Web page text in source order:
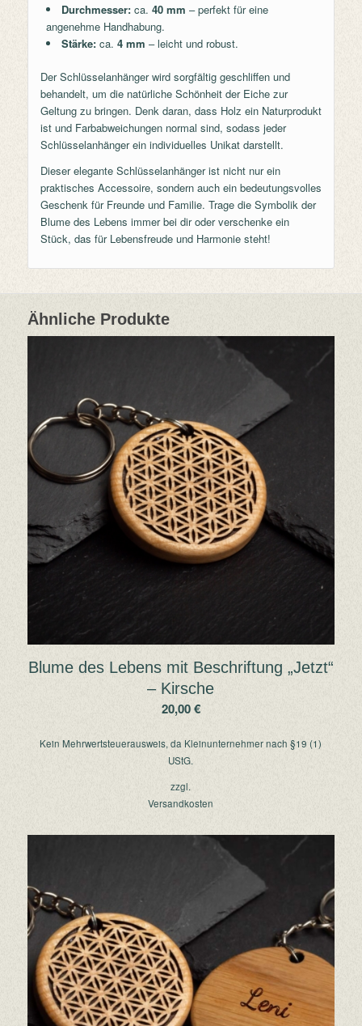
Durchmesser:ca. 40 mm – perfekt für eine
angenehme Handhabung.
Stärke:ca. 4 mm – leicht und robust.
Der Schlüsselanhänger wird sorgfältig geschliffen und
behandelt, um die natürliche Schönheit der Eiche zur
Geltung zu bringen. Denk daran, dass Holz ein Naturprodukt
ist und Farbabweichungen normal sind, sodass jeder
Schlüsselanhänger ein individuelles Unikat darstellt.
Dieser elegante Schlüsselanhänger ist nicht nur ein
praktisches Accessoire, sondern auch ein bedeutungsvolles
Geschenk für Freunde und Familie. Trage die Symbolik der
Blume des Lebens immer bei dir oder verschenke ein
Stück, das für Lebensfreude und Harmonie steht!
Ähnliche Produkte
Blume des Lebens mit Beschriftung „Jetzt“
– Kirsche
20,00€
Kein Mehrwertsteuerausweis, da Kleinunternehmer nach §19 (1)
UStG.
zzgl.
Versandkosten